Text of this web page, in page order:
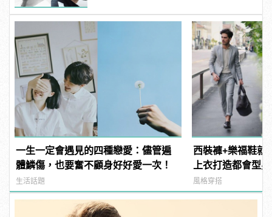
一生一定會遇見的四種戀愛：儘管遍
體鱗傷，也要奮不顧身好好愛一次！
生活話題
西裝褲+樂福鞋就
上衣打造都會型
這樣變型男
風格穿搭